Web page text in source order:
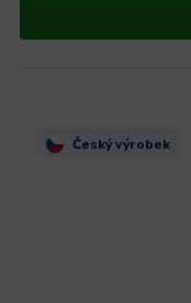
Český výrobek